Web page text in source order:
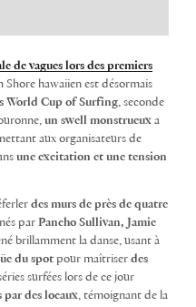
de vagues lors des premiers
Shore hawaiien est désormais
World Cup of Surfing, seconde
un swell monstrueux a
aux organisateurs de
une excitation et une tension
des murs de près de quatre
par Pancho Sullivan, Jamie
brillamment la danse, usant à
du spot pour maîtriser des
surfées lors de ce jour
par des locaux, témoignant de la